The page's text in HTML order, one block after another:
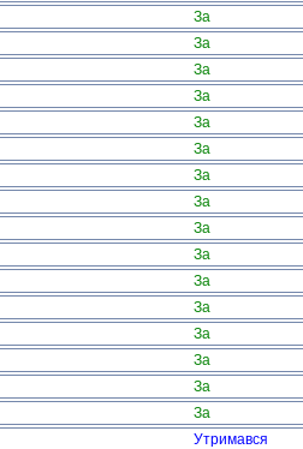
За
За
За
За
За
За
За
За
За
За
За
За
За
За
За
За
Утримався